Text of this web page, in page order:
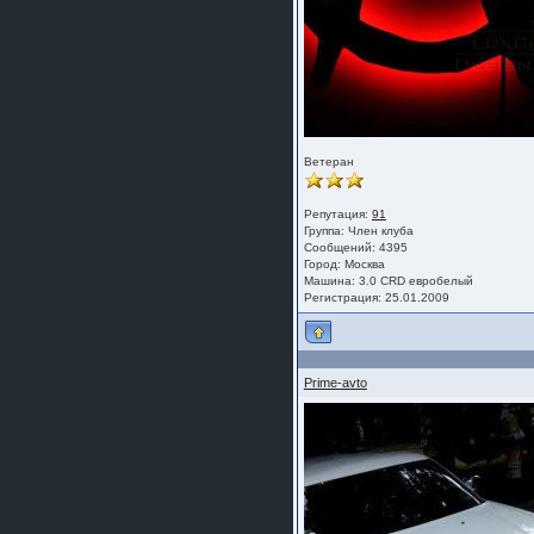
Ветеран
Репутация: 91
Группа: Член клуба
Сообщений: 4395
Город: Москва
Машина: 3.0 CRD евробелый
Регистрация: 25.01.2009
Prime-avto